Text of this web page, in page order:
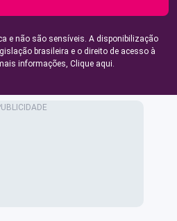
e não são sensíveis. A disponibilização
brasileira e o direito de acesso à
informações, Clique aqui.